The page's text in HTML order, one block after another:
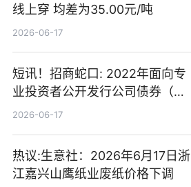
线上穿 均差为35.00元/吨
2026-06-17
短讯！招商蛇口: 2022年面向专
业投资者公开发行公司债券（第
二期）（品种二）2026年付息公
2026-06-17
热议:生意社：2026年6月17日浙
江嘉兴山鹰纸业废纸价格下调